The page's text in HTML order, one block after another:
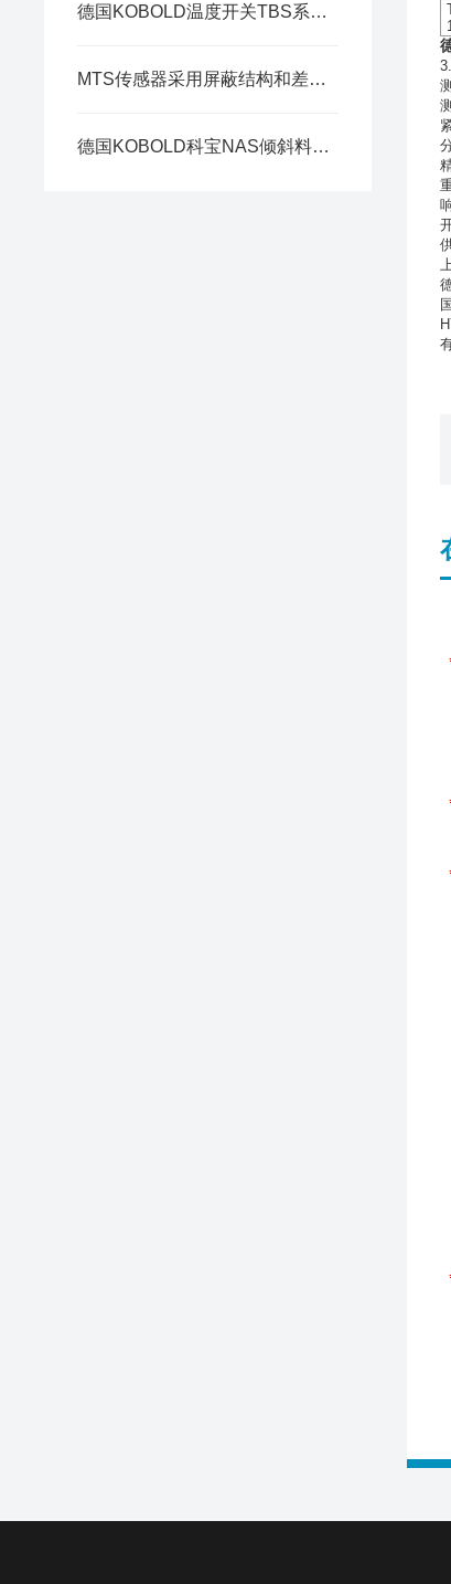
德国KOBOLD温度开关TBS系列的安装指南
MTS传感器采用屏蔽结构和差分电路设计
德国KOBOLD科宝NAS倾斜料位开关正确安装要求